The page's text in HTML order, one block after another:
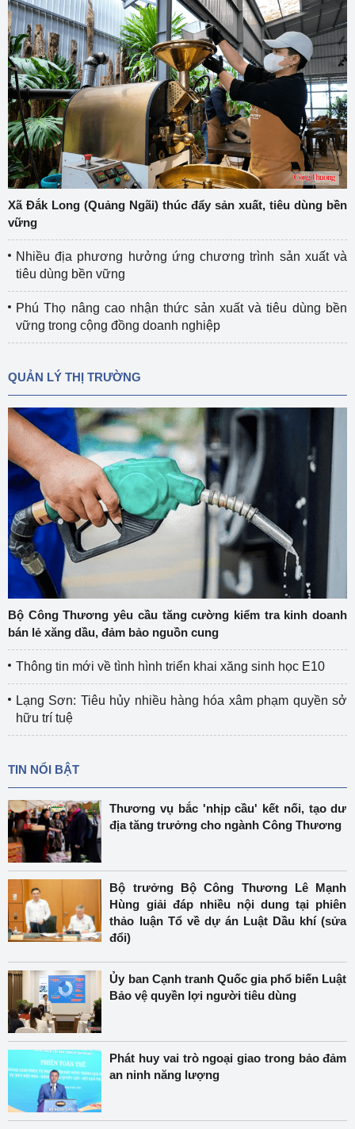
Xã Đắk Long (Quảng Ngãi) thúc đẩy sản xuất, tiêu dùng bền
vững
Nhiều địa phương hưởng ứng chương trình sản xuất và
tiêu dùng bền vững
Phú Thọ nâng cao nhận thức sản xuất và tiêu dùng bền
vững trong cộng đồng doanh nghiệp
QUẢN LÝ THỊ TRƯỜNG
Bộ Công Thương yêu cầu tăng cường kiểm tra kinh doanh
bán lẻ xăng dầu, đảm bảo nguồn cung
Thông tin mới về tình hình triển khai xăng sinh học E10
Lạng Sơn: Tiêu hủy nhiều hàng hóa xâm phạm quyền sở
hữu trí tuệ
TIN NỔI BẬT
Thương vụ bắc 'nhịp cầu' kết nối, tạo dư
địa tăng trưởng cho ngành Công Thương
Bộ trưởng Bộ Công Thương Lê Mạnh
Hùng giải đáp nhiều nội dung tại phiên
thảo luận Tổ về dự án Luật Dầu khí (sửa
đổi)
Ủy ban Cạnh tranh Quốc gia phổ biến Luật
Bảo vệ quyền lợi người tiêu dùng
Phát huy vai trò ngoại giao trong bảo đảm
an ninh năng lượng